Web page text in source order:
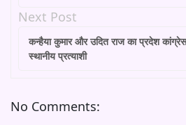
Next Post
कन्हैया कुमार और उदित राज का प्रदेश
स्थानीय प्रत्याशी
No Comments: